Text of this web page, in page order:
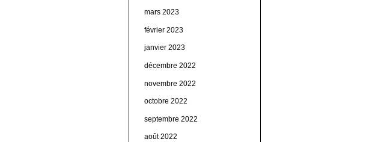
mars 2023
février 2023
janvier 2023
décembre 2022
novembre 2022
octobre 2022
septembre 2022
août 2022